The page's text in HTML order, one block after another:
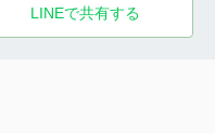
LINEで共有する